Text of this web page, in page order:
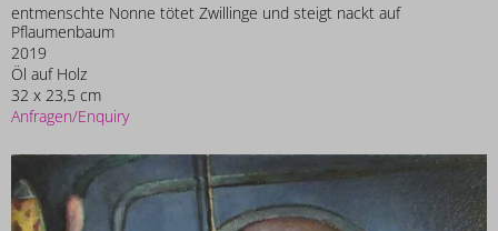
entmenschte Nonne tötet Zwillinge und steigt nackt auf
Pflaumenbaum
2019
Öl auf Holz
32 x 23,5 cm
Anfragen/Enquiry